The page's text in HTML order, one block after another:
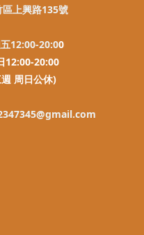
上興路135號
12:00-20:00
12:00-20:00
周日公休)